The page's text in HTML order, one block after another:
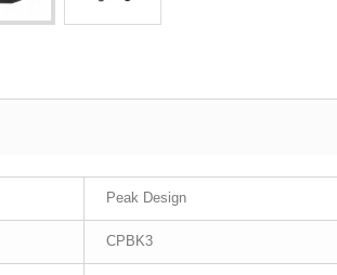
Peak Design
CPBK3